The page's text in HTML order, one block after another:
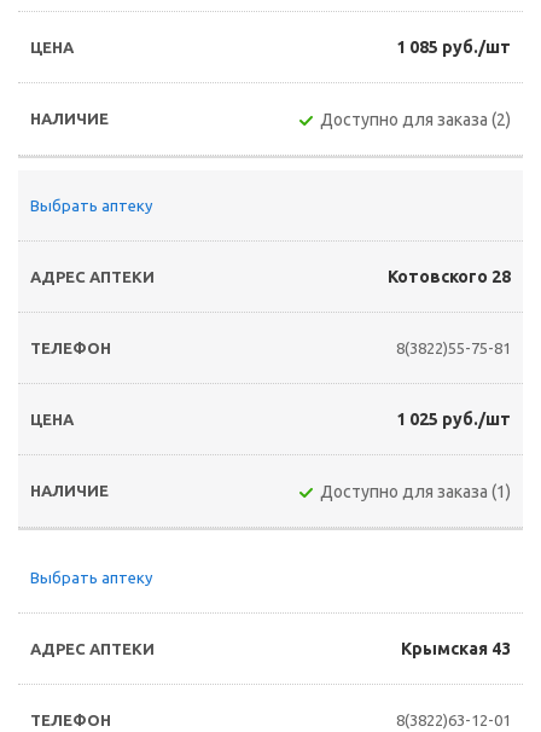
1 085 руб./шт
Доступно для заказа (2)
Выбрать аптеку
Котовского 28
8(3822)55-75-81
1 025 руб./шт
Доступно для заказа (1)
Выбрать аптеку
Крымская 43
8(3822)63-12-01